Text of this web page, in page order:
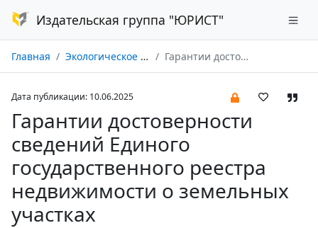
Издательская группа "ЮРИСТ"
Главная Экологическое право № 03/2025 Гарантии достоверности сведений Единого государственного реестра недвижимости о земельных участках
Дата публикации: 10.06.2025
Гарантии достоверности
сведений Единого
государственного реестра
недвижимости о земельных
участках